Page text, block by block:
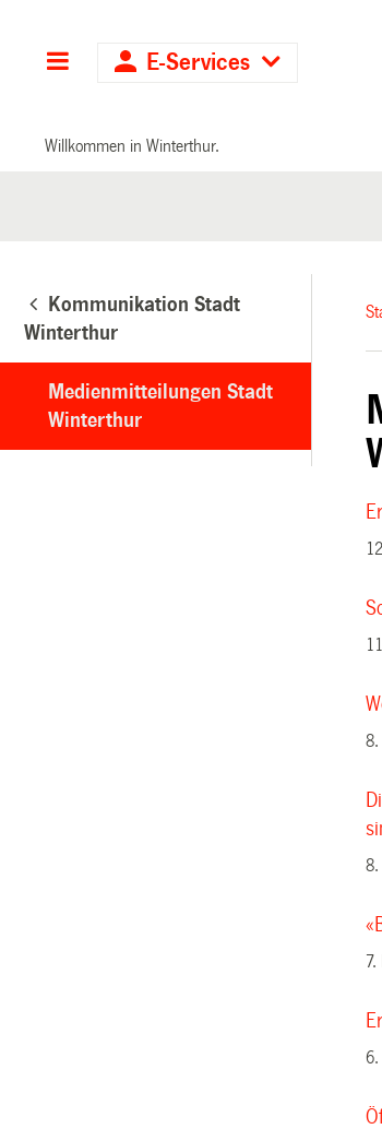
Hauptnavigation
E-Services
Willkommen in Winterthur.
Kommunikation Stadt
Winterthur
Medienmitteilungen Stadt
Winterthur
8.
8.
6.